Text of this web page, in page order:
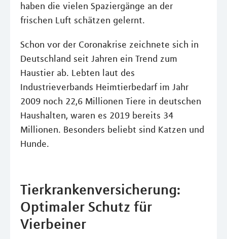
haben die vielen Spaziergänge an der
frischen Luft schätzen gelernt.
Schon vor der Coronakrise zeichnete sich in
Deutschland seit Jahren ein Trend zum
Haustier ab. Lebten laut des
Industrieverbands Heimtierbedarf im Jahr
2009 noch 22,6 Millionen Tiere in deutschen
Haushalten, waren es 2019 bereits 34
Millionen. Besonders beliebt sind Katzen und
Hunde.
Tierkrankenversicherung:
Optimaler Schutz für
Vierbeiner